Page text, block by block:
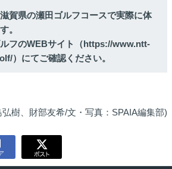
賀県の瀬田ゴルフコースで実際に体
。
フのWEBサイト（https://www.ntt-
）にてご確認ください。
樹、財部友希/文・写真：SPAIA編集部)